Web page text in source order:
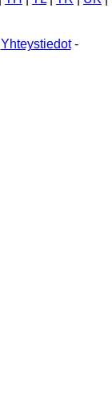
Yhteystiedot-